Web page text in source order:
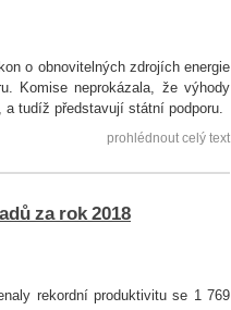
o obnovitelných zdrojích energie
Komise neprokázala, že výhody
tudíž představují státní podporu.
prohlédnout celý text
za rok 2018
rekordní produktivitu se 1 769